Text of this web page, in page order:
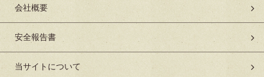
会社概要
安全報告書
当サイトについて